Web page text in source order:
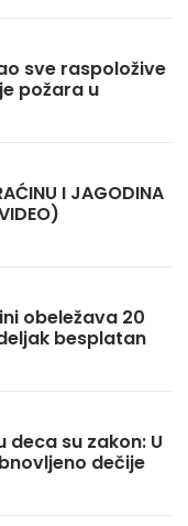
sve raspoložive
požara u
I JAGODINA
obeležava 20
besplatan
deca su zakon: U
dečije